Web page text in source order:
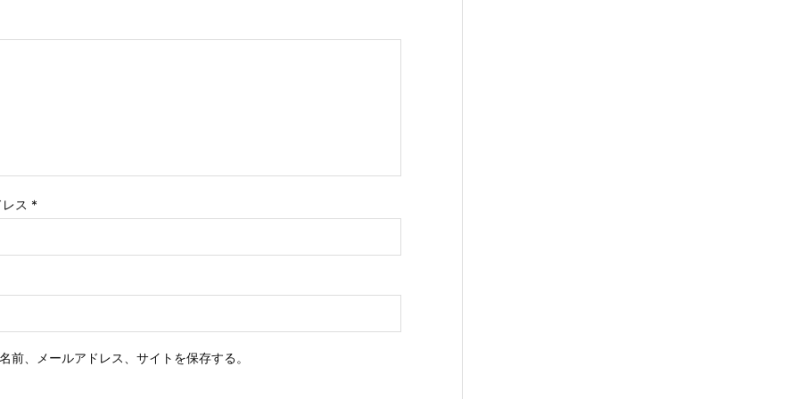
ス *
、メールアドレス、サイトを保存する。